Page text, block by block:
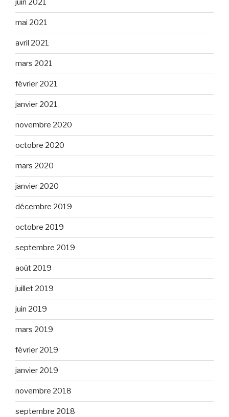
juin 2021
mai 2021
avril 2021
mars 2021
février 2021
janvier 2021
novembre 2020
octobre 2020
mars 2020
janvier 2020
décembre 2019
octobre 2019
septembre 2019
août 2019
juillet 2019
juin 2019
mars 2019
février 2019
janvier 2019
novembre 2018
septembre 2018